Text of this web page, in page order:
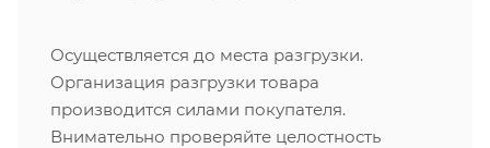
Осуществляется до места разгрузки.
Организация разгрузки товара
производится силами покупателя.
Внимательно проверяйте целостность